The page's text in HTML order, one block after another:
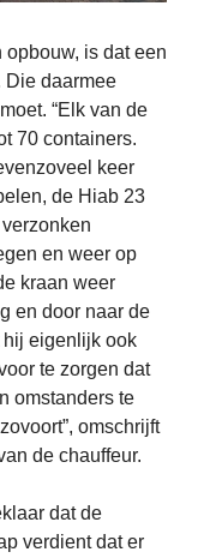
is dat een
Die daarmee
“Elk van de
70 containers.
keer
de Hiab 23
en weer op
kraan weer
en door naar de
eigenlijk ook
te zorgen dat
omstanders te
omschrijft
de chauffeur.
dat de
verdient dat er